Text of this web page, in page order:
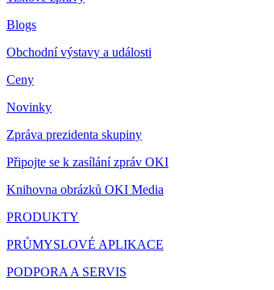
Blogs
Obchodní výstavy a události
Ceny
Novinky
Zpráva prezidenta skupiny
Připojte se k zasílání zpráv OKI
Knihovna obrázků OKI Media
PRODUKTY
PRŮMYSLOVÉ APLIKACE
PODPORA A SERVIS